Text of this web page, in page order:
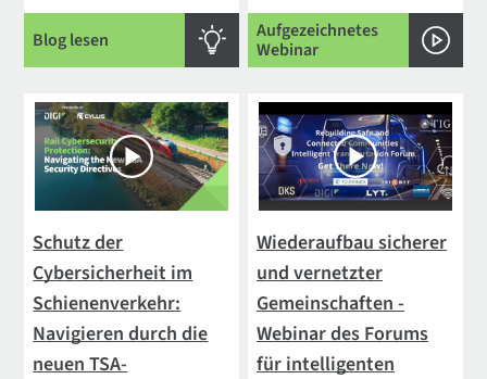
Blog lesen
Aufgezeichnetes
Webinar
Schutz der
Cybersicherheit im
Schienenverkehr:
Navigieren durch die
neuen TSA-
Wiederaufbau sicherer
und vernetzter
Gemeinschaften -
Webinar des Forums
für intelligenten